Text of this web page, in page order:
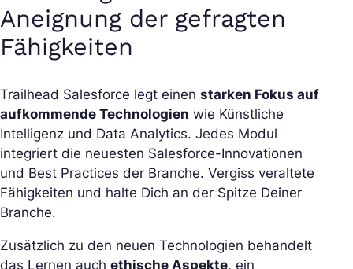
Aneignung der gefragten
Fähigkeiten
Trailhead Salesforce legt einen starken Fokus auf
aufkommende Technologien wie Künstliche
Intelligenz und Data Analytics. Jedes Modul
integriert die neuesten Salesforce-Innovationen
und Best Practices der Branche. Vergiss veraltete
Fähigkeiten und halte Dich an der Spitze Deiner
Branche.
Zusätzlich zu den neuen Technologien behandelt
das Lernen auch ethische Aspekte, ein